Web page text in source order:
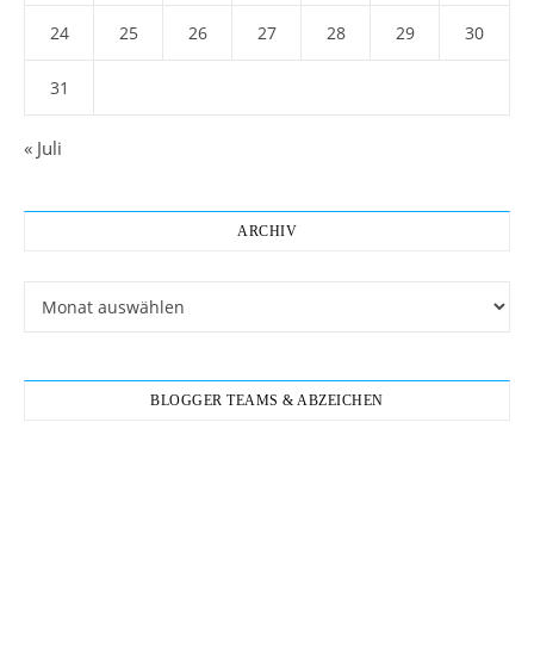
24 25 26 27 28 29 30
31
« Juli
ARCHIV
BLOGGER TEAMS & ABZEICHEN